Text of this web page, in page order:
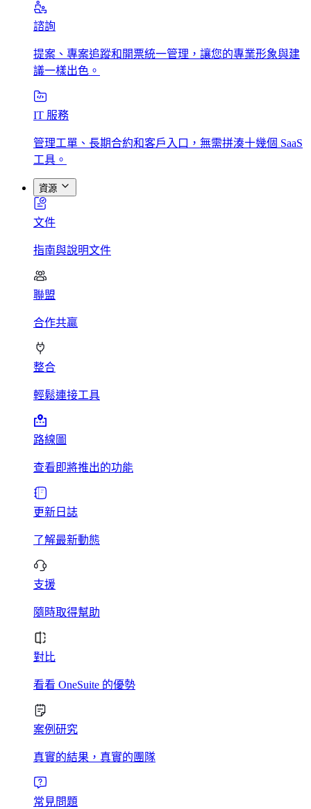
諮詢
提案、專案追蹤和開票統一管理，讓您的專業形象與建
議一樣出色。
IT 服務
管理工單、長期合約和客戶入口，無需拼湊十幾個 SaaS
工具。
資源
文件
指南與說明文件
聯盟
合作共贏
整合
輕鬆連接工具
路線圖
查看即將推出的功能
更新日誌
了解最新動態
支援
隨時取得幫助
對比
看看 OneSuite 的優勢
案例研究
真實的結果，真實的團隊
常見問題